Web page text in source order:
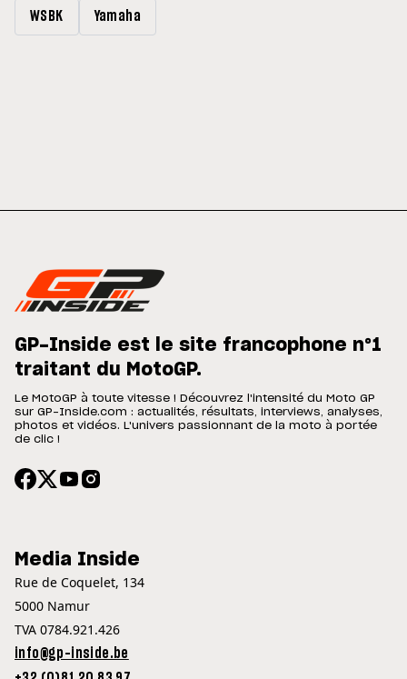
WSBK Yamaha
GP-Inside est le site francophone n°1
traitant du MotoGP.
Le MotoGP à toute vitesse ! Découvrez l'intensité du Moto GP
sur GP-Inside.com : actualités, résultats, interviews, analyses,
photos et vidéos. L'univers passionnant de la moto à portée
de clic !
Media Inside
Rue de Coquelet, 134
5000 Namur
TVA 0784.921.426
info@gp-inside.be